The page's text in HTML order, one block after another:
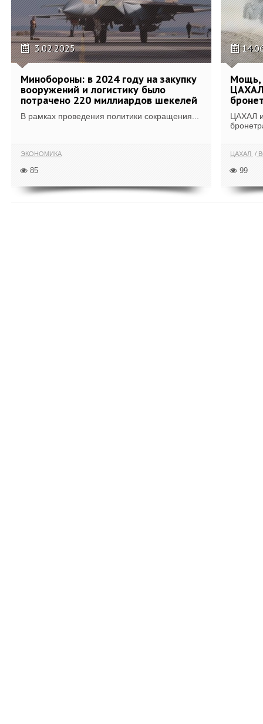
3.02.2025
Минобороны: в 2024 году на закупку
вооружений и логистику было
потрачено 220 миллиардов шекелей
В рамках проведения политики сокращения...
ЭКОНОМИКА
85
Мощь,
ЦАХАЛ
ЦАХАЛ
ЦАХАЛ
99